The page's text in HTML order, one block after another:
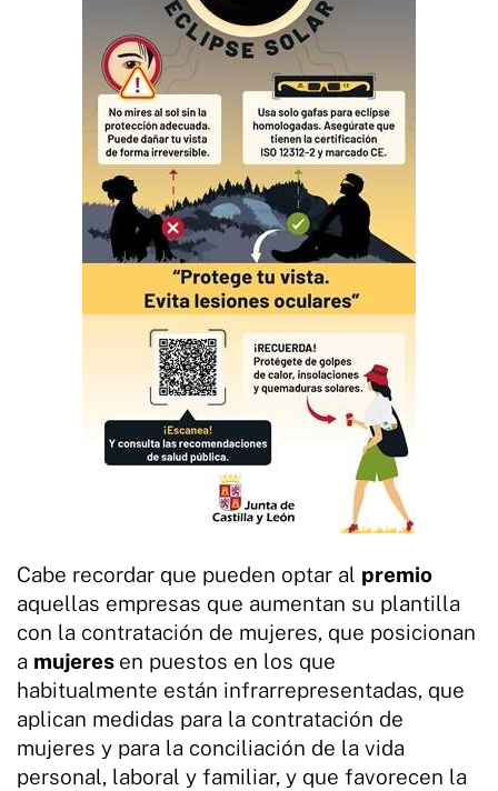
Cabe recordar que pueden optar al premio
aquellas empresas que aumentan su plantilla
con la contratación de mujeres, que posicionan
a mujeres en puestos en los que
habitualmente están infrarrepresentadas, que
aplican medidas para la contratación de
mujeres y para la conciliación de la vida
personal, laboral y familiar, y que favorecen la